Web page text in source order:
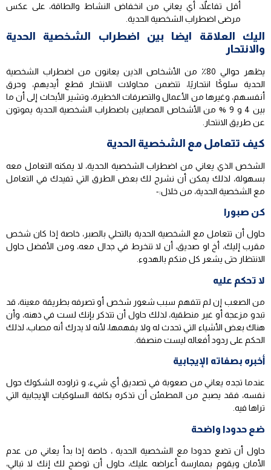
أقل تفاعلاٌ، أي يعاني من انخفاض النشاط والطاقة، على عكس
مرضى اضطراب الشخصية الحدية.
اليك العلاقة ايضا بين اضطراب الشخصية الحدية
والانتحار
يظهر حوالي 80٪ من الأشخاص الذين يعانون من اضطراب الشخصية
الحدية سلوكًا انتحاريًا، تتضمن محاولات الانتحار قطع أيديهم، وحرق
أنفسهم، وغيرها من الأعمال والتصرفات الخطيرة، وتشير الأبحاث إلى أن ما
بين 4 و 9 % من الأشخاص المصابين باضطراب الشخصية الحدية يموتون
عن طريق الانتحار.
كيف تتعامل مع الشخصية الحدية
الشخص الذي يعاني من اضطراب الشخصية الحدية، لا يمكنه التعامل معه
بسهولة، لذلك يمكن أن نشرح لك بعض الطرق التي تفيدك في التعامل
مع الشخصية الحدية، من خلال:-
كن صبورا
حاول أن تتعامل مع الشخصية الحدية بالتحلي بالصبر، خاصة إذا كان شخص
مقرب إليك، أخ او صديق، أن لا تنخرط في جدال معه، ومن الأفضل حاول
الانتظار حتى يشعر كل منكم بالهدوء.
لا تحكم عليه
من الصعب إن لم تتفهم سبب شعور شخص أو تصرفه بطريقة معينة، قد
تبدو مزعجة أو غير منطقية، لذلك حاول أن تتذكر بإنك لست في ذهنه، وأن
هناك بعض الأشياء التي تحدث له ولا يفهمها، لأنه لا يدرك أنه مصاب، لذلك
الحكم على ردود أفعاله ليست منصفة.
أخبره بصفاته الإيجابية
عندما تجده يعاني من صعوبة في تصديق أي شيء، و تراوده الشكوك حول
نفسه، فقد يصبح من المطمئن أن تذكره بكافة السلوكيات الإيجابية التي
تراها فيه.
ضع حدودا واضحة
حاول أن تضع حدودا مع الشخصية الحدية ، خاصة إذا بدأ يعاني من عدم
الأمان ويقوم بممارسة أعراضه عليك، حاول أن توضح لك إنك لا تبالي،